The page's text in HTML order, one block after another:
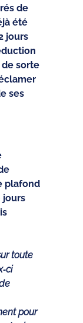
de
été
jours
sorte
ses
plafond
jours
toute
pour